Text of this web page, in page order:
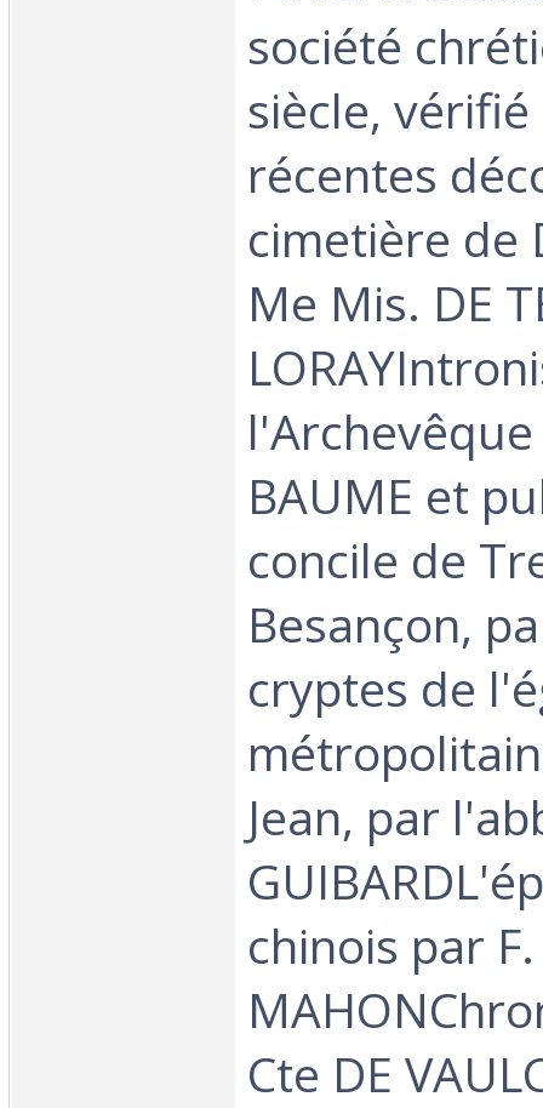
société
siècle,
récentes
cimetière de
Me Mis. DE
l'Archevêque
BAUME et
concile de
Besançon,
cryptes de
Jean, par
chinois par F.
Cte DE